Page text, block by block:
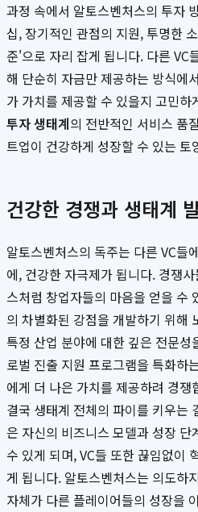
과정 속에서 알토스벤처스의 투자
십, 장기적인 관점의 지원, 투명한
준'으로 자리 잡게 됩니다. 다른 VC
해 단순히 자금만 제공하는 방식에
가 가치를 제공할 수 있을지 고민하
투자 생태계의 전반적인 서비스 품
트업이 건강하게 성장할 수 있는
건강한 경쟁과 생태계
알토스벤처스의 독주는 다른 VC들
에, 건강한 자극제가 됩니다. 경쟁
스처럼 창업자들의 마음을 얻을 수
의 차별화된 강점을 개발하기 위해
특정 산업 분야에 대한 깊은 전문성
로벌 진출 지원 프로그램을 특화하
에게 더 나은 가치를 제공하려 경
결국 생태계 전체의 파이를 키우는
은 자신의 비즈니스 모델과 성장
수 있게 되며, VC들 또한 끊임없이
게 됩니다. 알토스벤처스는 의도하
자체가 다른 플레이어들의 성장을